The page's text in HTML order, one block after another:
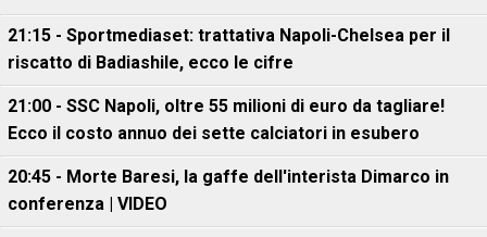
21:15 - Sportmediaset: trattativa Napoli-Chelsea per il
riscatto di Badiashile, ecco le cifre
21:00 - SSC Napoli, oltre 55 milioni di euro da tagliare!
Ecco il costo annuo dei sette calciatori in esubero
20:45 - Morte Baresi, la gaffe dell'interista Dimarco in
conferenza | VIDEO